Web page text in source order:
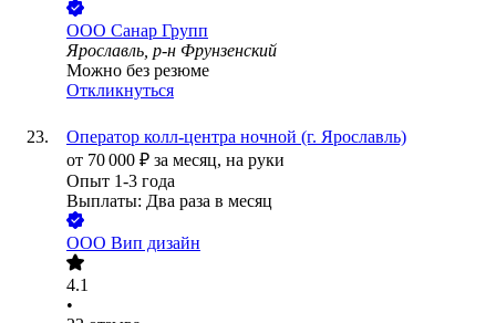
ООО Санар Групп
Ярославль, р-н Фрунзенский
Можно без резюме
Откликнуться
Оператор колл-центра ночной (г. Ярославль)
от 70 000 ₽ за месяц, на руки
Опыт 1-3 года
Выплаты: Два раза в месяц
ООО Вип дизайн
4.1
•